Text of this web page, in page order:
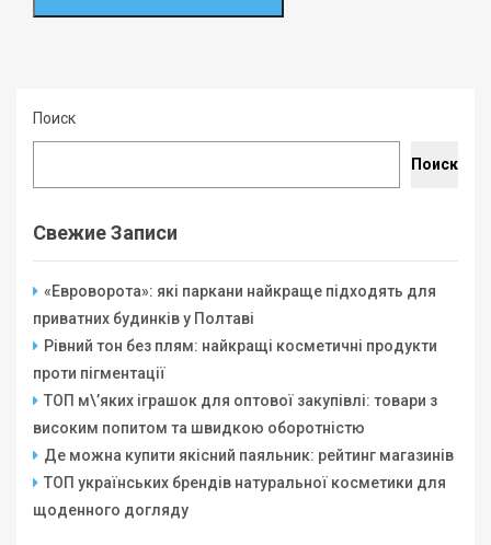
Поиск
Поиск
Свежие Записи
«Евроворота»: які паркани найкраще підходять для
приватних будинків у Полтаві
Рівний тон без плям: найкращі косметичні продукти
проти пігментації
ТОП м\’яких іграшок для оптової закупівлі: товари з
високим попитом та швидкою оборотністю
Де можна купити якісний паяльник: рейтинг магазинів
ТОП українських брендів натуральної косметики для
щоденного догляду